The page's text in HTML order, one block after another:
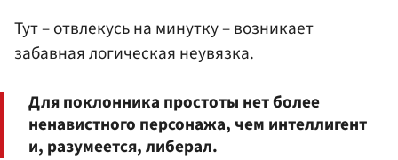
Тут – отвлекусь на минутку – возникает
забавная логическая неувязка.
Для поклонника простоты нет более
ненавистного персонажа, чем интеллигент
и, разумеется, либерал.